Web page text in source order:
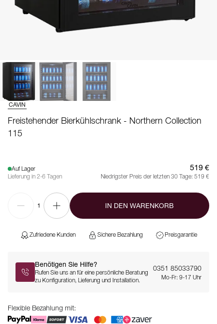
CAVIN
Freistehender Bierkühlschrank - Northern Collection
115
Auf Lager
Lieferung in 2-6 Tagen
519 €
Niedrigster Preis der letzten 30 Tage: 519 €
1 IN DEN WARENKORB
Zufriedene Kunden Sichere Bezahlung Preisgarantie
Benötigen Sie Hilfe?
Rufen Sie uns an für eine persönliche Beratung
zu Konfiguration, Lieferung und Installation.
0351 85033790
Mo-Fr: 9-17 Uhr
Flexible Bezahlung mit: